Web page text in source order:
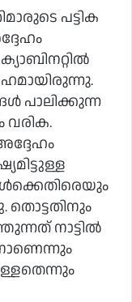
പട്ടിക
പാലിക്കുന്ന
വരിക.
തൊട്ടതിനും
നാട്ടിൽ